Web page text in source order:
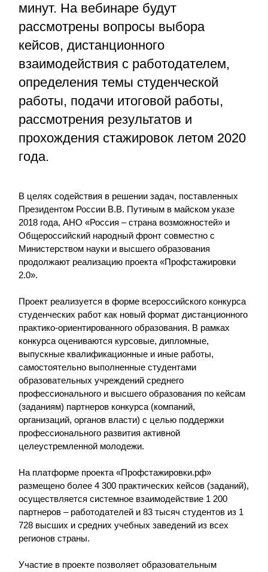
минут. На вебинаре будут
рассмотрены вопросы выбора
кейсов, дистанционного
взаимодействия с работодателем,
определения темы студенческой
работы, подачи итоговой работы,
рассмотрения результатов и
прохождения стажировок летом 2020
года.
В целях содействия в решении задач, поставленных
Президентом России В.В. Путиным в майском указе
2018 года, АНО «Россия – страна возможностей» и
Общероссийский народный фронт совместно с
Министерством науки и высшего образования
продолжают реализацию проекта «Профстажировки
2.0».
Проект реализуется в форме всероссийского конкурса
студенческих работ как новый формат дистанционного
практико-ориентированного образования. В рамках
конкурса оцениваются курсовые, дипломные,
выпускные квалификационные и иные работы,
самостоятельно выполненные студентами
образовательных учреждений среднего
профессионального и высшего образования по кейсам
(заданиям) партнеров конкурса (компаний,
организаций, органов власти) с целью поддержки
профессионального развития активной
целеустремленной молодежи.
На платформе проекта «Профстажировки.рф»
размещено более 4 300 практических кейсов (заданий),
осуществляется системное взаимодействие 1 200
партнеров – работодателей и 83 тысяч студентов из 1
728 высших и средних учебных заведений из всех
регионов страны.
Участие в проекте позволяет образовательным